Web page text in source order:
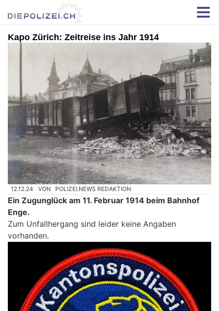
Kapo Zürich: Zeitreise ins Jahr 1914
12.12.24 VON POLIZEI.NEWS REDAKTION
Ein Zugunglück am 11. Februar 1914 beim Bahnhof
Enge.
Zum Unfallhergang sind leider keine Angaben
vorhanden.